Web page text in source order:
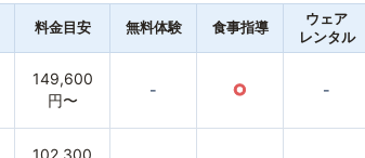
料金目安 無料体験 食事指導
ウェア
レンタル
149,600
円〜
- ○ -